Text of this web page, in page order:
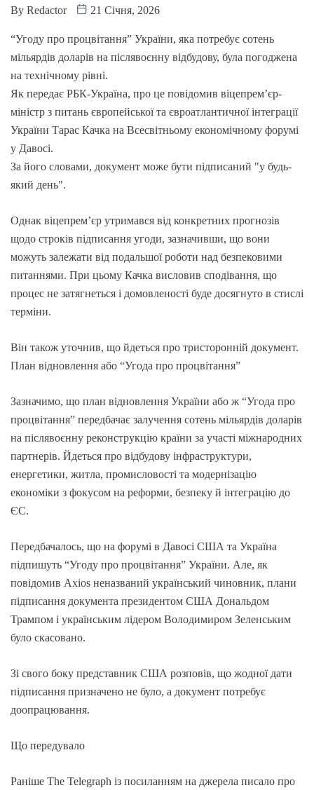
By Redactor 21 Січня, 2026
“Угоду про процвітання” України, яка потребує сотень
мільярдів доларів на післявоєнну відбудову, була погоджена
на технічному рівні.
Як передає РБК-Україна, про це повідомив віцепрем’єр-
міністр з питань європейської та євроатлантичної інтеграції
України Тарас Качка на Всесвітньому економічному форумі
у Давосі.
За його словами, документ може бути підписаний "у будь-
який день".
Однак віцепрем’єр утримався від конкретних прогнозів
щодо строків підписання угоди, зазначивши, що вони
можуть залежати від подальшої роботи над безпековими
питаннями. При цьому Качка висловив сподівання, що
процес не затягнеться і домовленості буде досягнуто в стислі
терміни.
Він також уточнив, що йдеться про тристоронній документ.
План відновлення або “Угода про процвітання”
Зазначимо, що план відновлення України або ж “Угода про
процвітання” передбачає залучення сотень мільярдів доларів
на післявоєнну реконструкцію країни за участі міжнародних
партнерів. Йдеться про відбудову інфраструктури,
енергетики, житла, промисловості та модернізацію
економіки з фокусом на реформи, безпеку й інтеграцію до
ЄС.
Передбачалось, що на форумі в Давосі США та Україна
підпишуть “Угоду про процвітання” України. Але, як
повідомив Axios неназваний український чиновник, плани
підписання документа президентом США Дональдом
Трампом і українським лідером Володимиром Зеленським
було скасовано.
Зі свого боку представник США розповів, що жодної дати
підписання призначено не було, а документ потребує
доопрацювання.
Що передувало
Раніше The Telegraph із посиланням на джерела писало про